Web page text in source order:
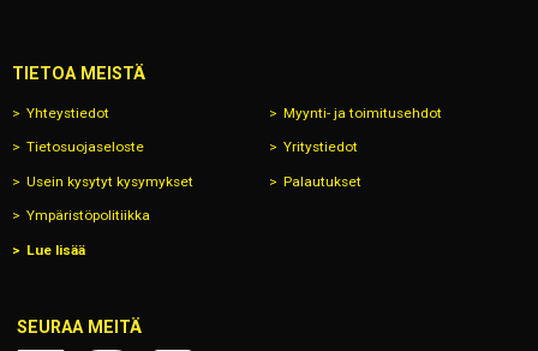
TIETOA MEISTÄ
Yhteystiedot Myynti- ja toimitusehdot
Tietosuojaseloste Yritystiedot
Usein kysytyt kysymykset Palautukset
Ympäristöpolitiikka
Lue lisää
SEURAA MEITÄ